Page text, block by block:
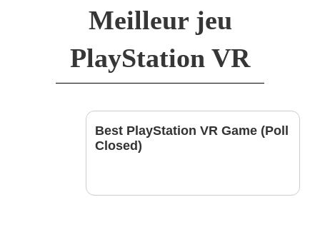
Meilleur jeu
PlayStation VR
Best PlayStation VR Game (Poll
Closed)